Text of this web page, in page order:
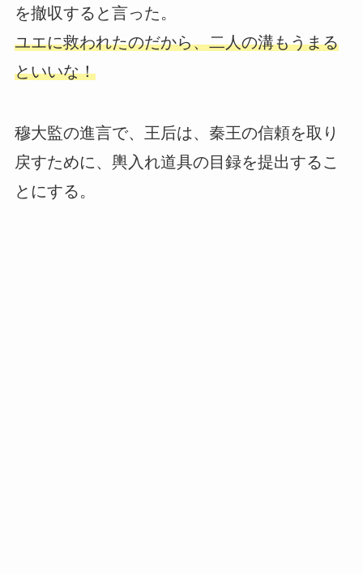
を撤収すると言った。
ユエに救われたのだから、二人の溝もうまる
といいな！
穆大監の進言で、王后は、秦王の信頼を取り
戻すために、輿入れ道具の目録を提出するこ
とにする。